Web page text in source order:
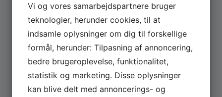
MASKINER
Se hele udvalget af Güde og Rotwerk maskiner
Vi og vores samarbejdspartnere bruger
teknologier, herunder cookies, til at
indsamle oplysninger om dig til forskellige
formål, herunder: Tilpasning af annoncering,
bedre brugeroplevelse, funktionalitet,
statistik og marketing. Disse oplysninger
kan blive delt med annoncerings- og